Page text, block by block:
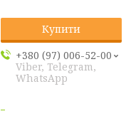
Купити
+380 (97) 006-52-00
Viber, Telegram,
WhatsApp